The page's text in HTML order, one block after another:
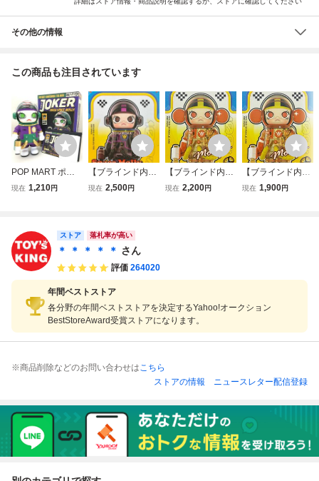
その他の情報
この商品も注目されています
POP MART ポッ
プマート JOKER
9】★
現在 1,210円
【ブラインド内袋
未開封】 MEGA S
」☆ POP MART
☆ 宇宙飛行士 ☆
バイザー可動
現在 2,500円
【ブラインド内袋
未開封】 MEGA S
現在 2,200円
【ブラインド内袋
未開封】 MEGA S
現在 1,900円
ストア 落札率が高い
＊ ＊ ＊ ＊ ＊ さん
評価 264020
年間ベストストア
各分野の年間ベストストアを決定するYahoo!オークション
BestStoreAward受賞ストアになります。
※商品削除などのお問い合わせはこちら
ストアの情報
ニュースレター配信登録